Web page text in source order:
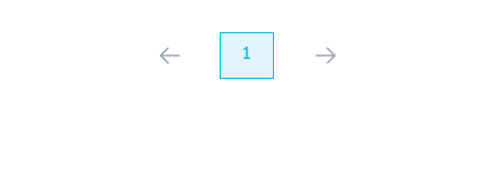
anterior 1 próximo